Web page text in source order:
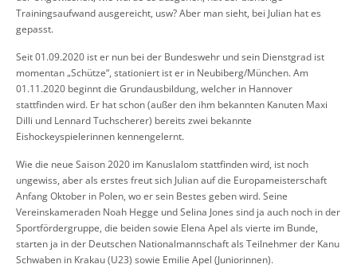
Trainingsaufwand ausgereicht, usw? Aber man sieht, bei Julian hat es
gepasst.
Seit 01.09.2020 ist er nun bei der Bundeswehr und sein Dienstgrad ist
momentan „Schütze“, stationiert ist er in Neubiberg/München. Am
01.11.2020 beginnt die Grundausbildung, welcher in Hannover
stattfinden wird. Er hat schon (außer den ihm bekannten Kanuten Maxi
Dilli und Lennard Tuchscherer) bereits zwei bekannte
Eishockeyspielerinnen kennengelernt.
Wie die neue Saison 2020 im Kanuslalom stattfinden wird, ist noch
ungewiss, aber als erstes freut sich Julian auf die Europameisterschaft
Anfang Oktober in Polen, wo er sein Bestes geben wird. Seine
Vereinskameraden Noah Hegge und Selina Jones sind ja auch noch in der
Sportfördergruppe, die beiden sowie Elena Apel als vierte im Bunde,
starten ja in der Deutschen Nationalmannschaft als Teilnehmer der Kanu
Schwaben in Krakau (U23) sowie Emilie Apel (Juniorinnen).